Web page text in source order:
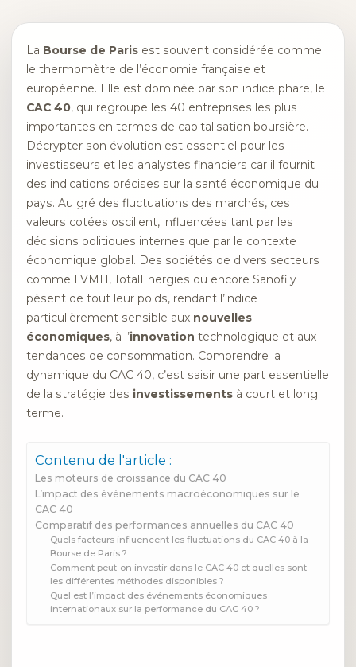
La Bourse de Paris est souvent considérée comme
le thermomètre de l’économie française et
européenne. Elle est dominée par son indice phare, le
CAC 40, qui regroupe les 40 entreprises les plus
importantes en termes de capitalisation boursière.
Décrypter son évolution est essentiel pour les
investisseurs et les analystes financiers car il fournit
des indications précises sur la santé économique du
pays. Au gré des fluctuations des marchés, ces
valeurs cotées oscillent, influencées tant par les
décisions politiques internes que par le contexte
économique global. Des sociétés de divers secteurs
comme LVMH, TotalEnergies ou encore Sanofi y
pèsent de tout leur poids, rendant l’indice
particulièrement sensible aux nouvelles
économiques, à l’innovation technologique et aux
tendances de consommation. Comprendre la
dynamique du CAC 40, c’est saisir une part essentielle
de la stratégie des investissements à court et long
terme.
Contenu de l'article :
Les moteurs de croissance du CAC 40
L’impact des événements macroéconomiques sur le
CAC 40
Comparatif des performances annuelles du CAC 40
Quels facteurs influencent les fluctuations du CAC 40 à la
Bourse de Paris ?
Comment peut-on investir dans le CAC 40 et quelles sont
les différentes méthodes disponibles ?
Quel est l’impact des événements économiques
internationaux sur la performance du CAC 40 ?